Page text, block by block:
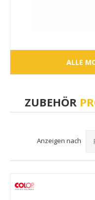
ALLE
ZUBEHÖR
Anzeigen nach